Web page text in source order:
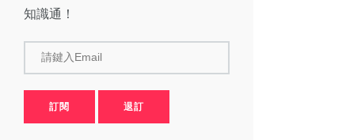
知識通！
請鍵入Email
訂閱 退訂